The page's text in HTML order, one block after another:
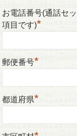
お電話番号(通話セ
項目です)*
郵便番号*
都道府県*